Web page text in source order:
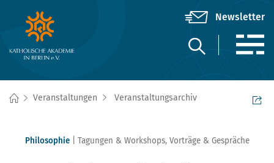
Veranstaltungen Veranstaltungsarchiv
Philosophie Tagungen & Workshops, Vorträge & Gespräche